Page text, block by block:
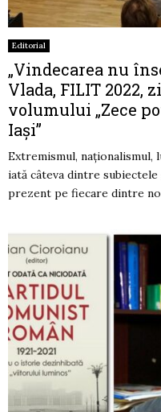
Editorial
„Vindecarea nu
Vlada, FILIT 2022,
volumului „Zece
Iași”
Extremismul, naționalismul,
iată câteva dintre
prezent pe fiecare dintre